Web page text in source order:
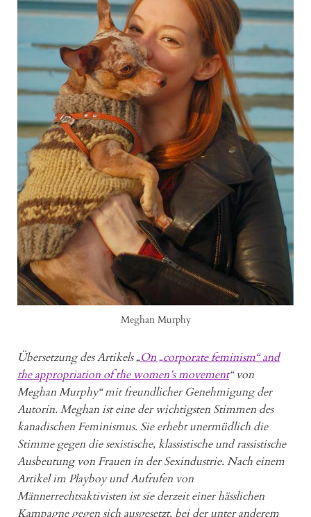
Meghan Murphy
Übersetzung des Artikels „On „corporate feminism“ and
the appropriation of the women’s movement“ von
Meghan Murphy“ mit freundlicher Genehmigung der
Autorin. Meghan ist eine der wichtigsten Stimmen des
kanadischen Feminismus. Sie erhebt unermüdlich die
Stimme gegen die sexistische, klassistische und rassistische
Ausbeutung von Frauen in der Sexindustrie. Nach einem
Artikel im Playboy und Aufrufen von
Männerrechtsaktivisten ist sie derzeit einer hässlichen
Kampagne gegen sich ausgesetzt, bei der unter anderem